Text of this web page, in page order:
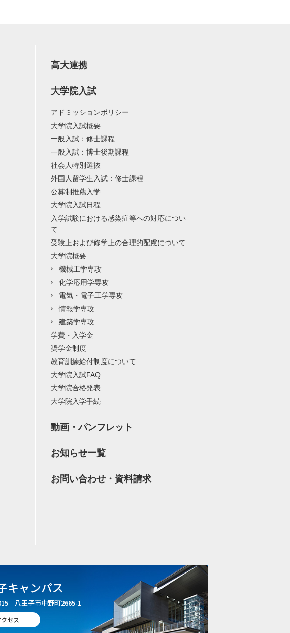
高大連携
大学院入試
アドミッションポリシー
大学院入試概要
一般入試：修士課程
一般入試：博士後期課程
社会人特別選抜
外国人留学生入試：修士課程
公募制推薦入学
大学院入試日程
入学試験における感染症等への対応につい
て
受験上および修学上の合理的配慮について
大学院概要
機械工学専攻
化学応用学専攻
電気・電子工学専攻
情報学専攻
建築学専攻
学費・入学金
奨学金制度
教育訓練給付制度について
大学院入試FAQ
大学院合格発表
大学院入学手続
動画・パンフレット
お知らせ一覧
お問い合わせ・資料請求
キャンパス
八王子市中野町2665-1
クセス